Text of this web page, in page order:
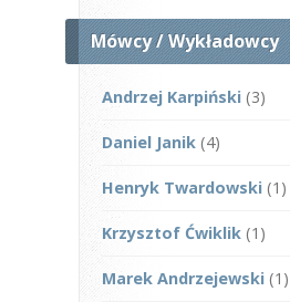
Mówcy / Wykładowcy
Andrzej Karpiński (3)
Daniel Janik (4)
Henryk Twardowski (1)
Krzysztof Ćwiklik (1)
Marek Andrzejewski (1)